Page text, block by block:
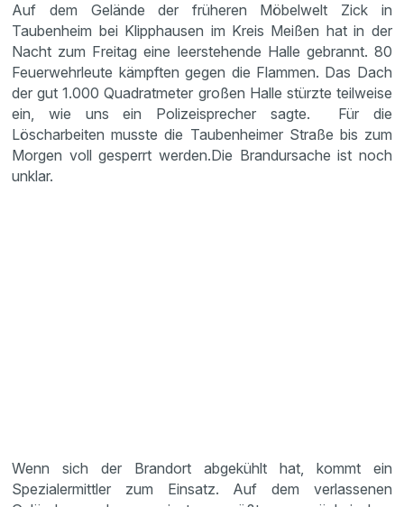
Auf dem Gelände der früheren Möbelwelt Zick in
Taubenheim bei Klipphausen im Kreis Meißen hat in der
Nacht zum Freitag eine leerstehende Halle gebrannt. 80
Feuerwehrleute kämpften gegen die Flammen. Das Dach
der gut 1.000 Quadratmeter großen Halle stürzte teilweise
ein, wie uns ein Polizeisprecher sagte. Für die
Löscharbeiten musste die Taubenheimer Straße bis zum
Morgen voll gesperrt werden.Die Brandursache ist noch
unklar.
Wenn sich der Brandort abgekühlt hat, kommt ein
Spezialermittler zum Einsatz. Auf dem verlassenen